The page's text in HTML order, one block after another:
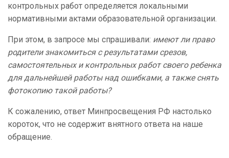
контрольных работ определяется локальными
нормативными актами образовательной организации.
При этом, в запросе мы спрашивали: имеют ли право
родители знакомиться с результатами срезов,
самостоятельных и контрольных работ своего ребенка
для дальнейшей работы над ошибками, а также снять
фотокопию такой работы?
К сожалению, ответ Минпросвещения РФ настолько
короток, что не содержит внятного ответа на наше
обращение.